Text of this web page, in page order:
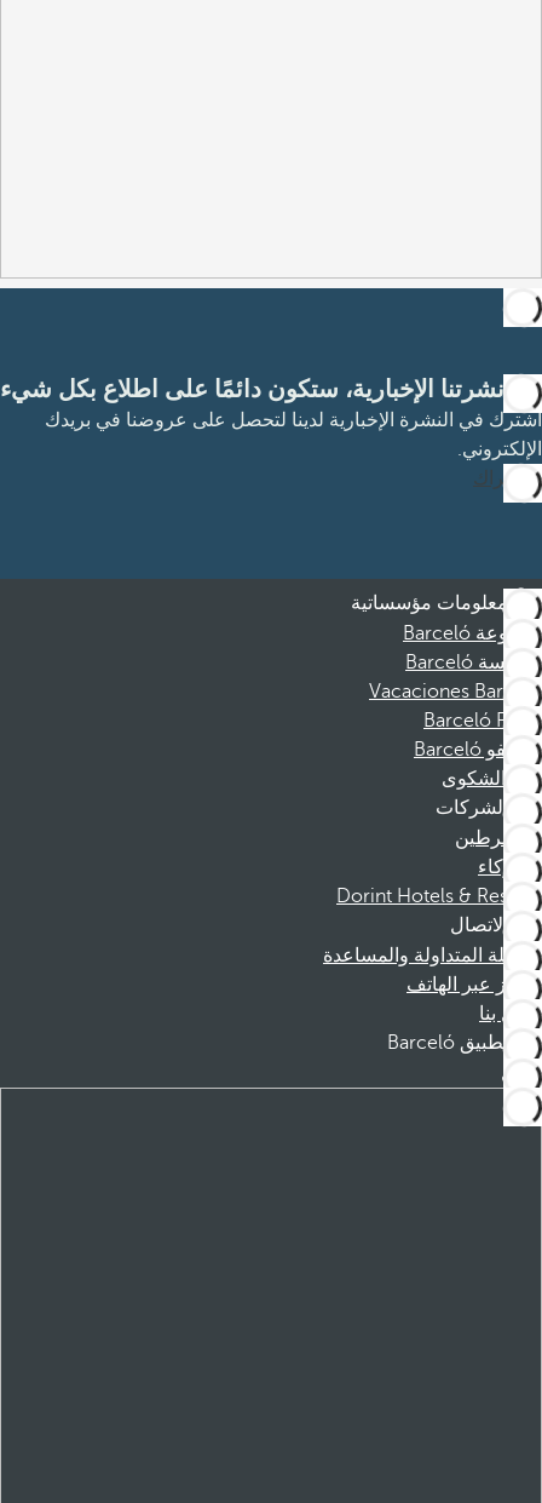
مع نشرتنا الإخبارية، ستكون دائمًا على اطلاع بكل شيء
اشترك في النشرة الإخبارية لدينا لتحصل على عروضنا في بريدك
الإلكتروني.
الاشتراك
معلومات مؤسساتية
مجموعة Barceló
مؤسسة Barceló
Vacaciones Barceló
Barceló Films
موظفو Barceló
قناة الشكوى
الشركات
المنخرطين
الشركاء
Dorint Hotels & Resorts
الاتصال
الأسئلة المتداولة والمساعدة
الحجز عبر الهاتف
اتصل بنا
تطبيق Barceló
تنزيل